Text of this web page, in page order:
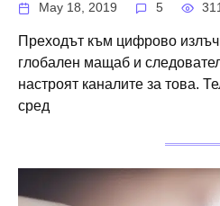
May 18, 2019 5
Преходът към цифрово
глобален мащаб и
настроят каналите за това.
сред